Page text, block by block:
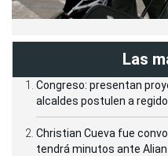
Las
Congreso: presentan
alcaldes postulen a
Christian Cueva fue
tendrá minutos ante